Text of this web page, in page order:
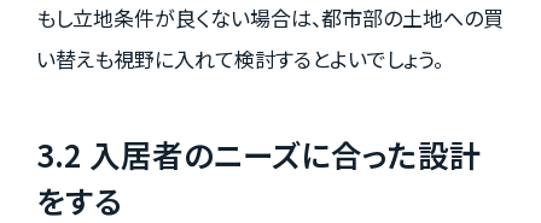
もし立地条件が良くない場合は、都市部の土地への買
い替えも視野に入れて検討するとよいでしょう。
3.2 入居者のニーズに合った設計
をする